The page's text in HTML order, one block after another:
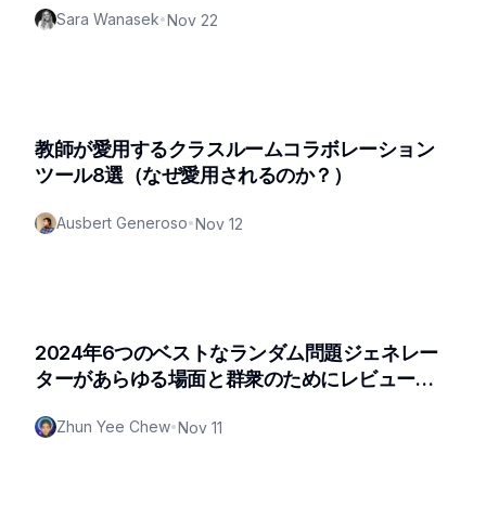
Sara Wanasek•Nov 22
教師が愛用するクラスルームコラボレーション
ツール8選（なぜ愛用されるのか？）
Ausbert Generoso•Nov 12
2024年6つのベストなランダム問題ジェネレー
ターがあらゆる場面と群衆のためにレビューさ
Zhun Yee Chew•Nov 11